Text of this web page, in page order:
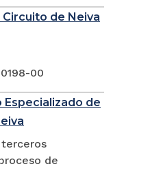
de Neiva
00
Especializado de
de